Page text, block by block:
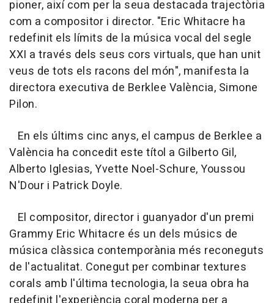
pioner, així com per la seua destacada trajectòria
com a compositor i director. "Eric Whitacre ha
redefinit els límits de la música vocal del segle
XXI a través dels seus cors virtuals, que han unit
veus de tots els racons del món", manifesta la
directora executiva de Berklee València, Simone
Pilon.
En els últims cinc anys, el campus de Berklee a
València ha concedit este títol a Gilberto Gil,
Alberto Iglesias, Yvette Noel-Schure, Youssou
N'Dour i Patrick Doyle.
El compositor, director i guanyador d'un premi
Grammy Eric Whitacre és un dels músics de
música clàssica contemporània més reconeguts
de l'actualitat. Conegut per combinar textures
corals amb l'última tecnologia, la seua obra ha